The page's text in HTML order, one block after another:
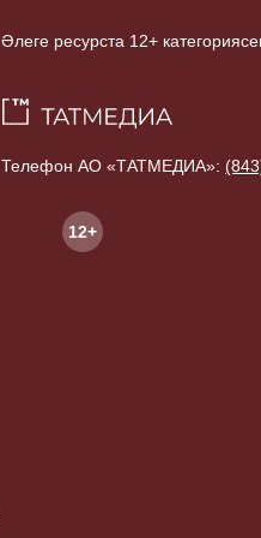
Әлеге ресурста 12+
Телефон АО «ТАТМЕДИА»:
12+